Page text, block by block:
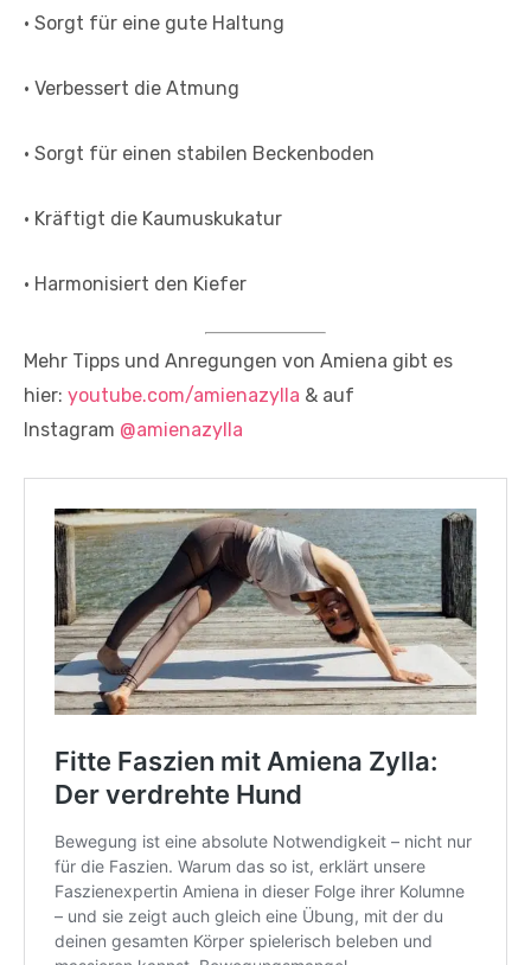
• Sorgt für eine gute Haltung
• Verbessert die Atmung
• Sorgt für einen stabilen Beckenboden
• Kräftigt die Kaumuskukatur
• Harmonisiert den Kiefer
Mehr Tipps und Anregungen von Amiena gibt es
hier: youtube.com/amienazylla & auf
Instagram @amienazylla